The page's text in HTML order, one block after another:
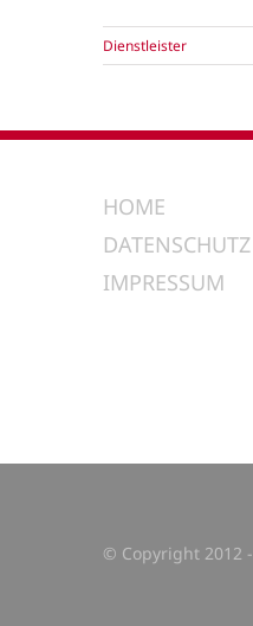
Dienstleister
HOME
DATENSCHUTZ
IMPRESSUM
© Copyright 2012 -